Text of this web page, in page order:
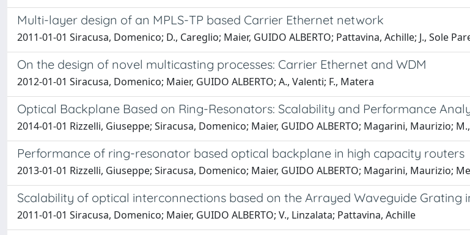
Multi-layer design of an MPLS-TP based Carrier Ethernet network
2011-01-01 Siracusa, Domenico; D., Careglio; Maier, GUIDO ALBERTO; Pattavina, Achille; J., Sole
On the design of novel multicasting processes: Carrier Ethernet and WDM
2012-01-01 Siracusa, Domenico; Maier, GUIDO ALBERTO; A., Valenti; F., Matera
Optical Backplane Based on Ring-Resonators: Scalability and Performance
2014-01-01 Rizzelli, Giuseppe; Siracusa, Domenico; Maier, GUIDO ALBERTO; Magarini, Maurizio;
Performance of ring-resonator based optical backplane in high capacity routers
2013-01-01 Rizzelli, Giuseppe; Siracusa, Domenico; Maier, GUIDO ALBERTO; Magarini, Maurizio;
Scalability of optical interconnections based on the Arrayed Waveguide Grating
2011-01-01 Siracusa, Domenico; Maier, GUIDO ALBERTO; V., Linzalata; Pattavina, Achille